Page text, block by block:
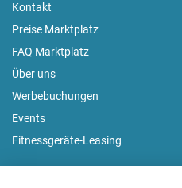
Kontakt
Preise Marktplatz
FAQ Marktplatz
Über uns
Werbebuchungen
Events
Fitnessgeräte-Leasing